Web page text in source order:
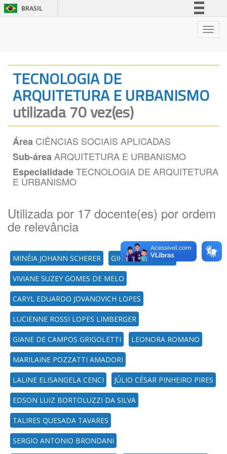
BRASIL
Canais
TECNOLOGIA DE
ARQUITETURA E URBANISMO
utilizada 70 vez(es)
Área CIÊNCIAS SOCIAIS APLICADAS
Sub-área ARQUITETURA E URBANISMO
EspecialidadeTECNOLOGIA DE ARQUITETURA
E URBANISMO
Utilizada por 17 docente(es) por ordem
de relevância
MINÉIA JOHANN SCHERER GIHAD MOHAMAD
VIVIANE SUZEY GOMES DE MELO
CARYL EDUARDO JOVANOVICH LOPES
LUCIENNE ROSSI LOPES LIMBERGER
GIANE DE CAMPOS GRIGOLETTI LEONORA ROMANO
MARILAINE POZZATTI AMADORI
LALINE ELISANGELA CENCI JÚLIO CÉSAR PINHEIRO PIRES
EDSON LUIZ BORTOLUZZI DA SILVA
TALIRES QUESADA TAVARES
SERGIO ANTONIO BRONDANI